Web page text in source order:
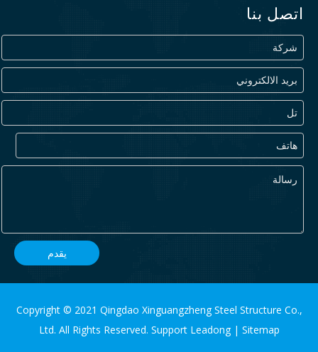
اتصل بنا
يقدم
Copyright © 2021 Qingdao Xinguangzheng Steel Structure Co.,
Ltd. All Rights Reserved. Support Leadong | Sitemap